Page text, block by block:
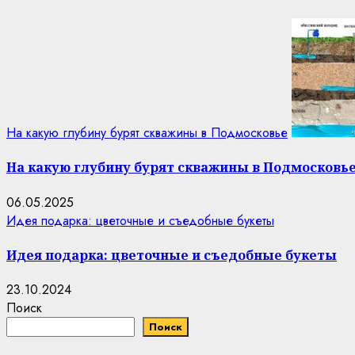
На какую глубину бурят скважины в Подмосковье
На какую глубину бурят скважины в
06.05.2025
Идея подарка: цветочные и съедобные букеты
Идея подарка: цветочные и съедобные букеты
23.10.2024
Поиск
Поиск